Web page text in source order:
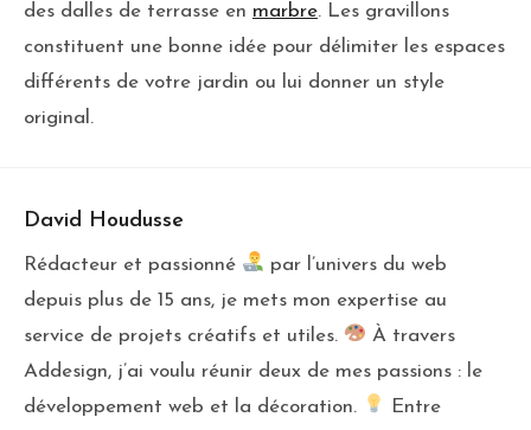
des dalles de terrasse en marbre. Les gravillons
constituent une bonne idée pour délimiter les espaces
différents de votre jardin ou lui donner un style
original.
David Houdusse
Rédacteur et passionné
par l’univers du web
depuis plus de 15 ans, je mets mon expertise au
service de projets créatifs et utiles.
À travers
Addesign, j’ai voulu réunir deux de mes passions : le
développement web et la décoration.
Entre